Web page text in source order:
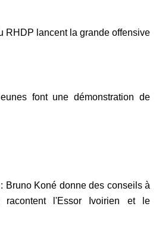
RHDP lancent la grande offensive
font une démonstration de
Bruno Koné donne des conseils à
racontent l'Essor Ivoirien et le